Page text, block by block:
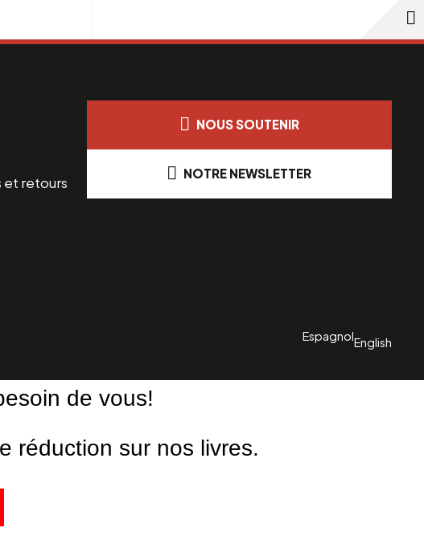
et retours
NOUS SOUTENIR
NOTRE NEWSLETTER
EspagnolEnglish
de vous!
réduction sur nos livres.